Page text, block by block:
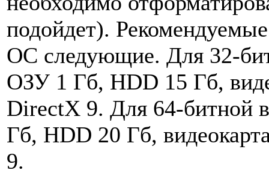
подойдет).
ОС следующие. Для 32-
ОЗУ 1 Гб, HDD 15 Гб,
DirectX 9. Для 64-битной
Гб, HDD 20 Гб,
9.